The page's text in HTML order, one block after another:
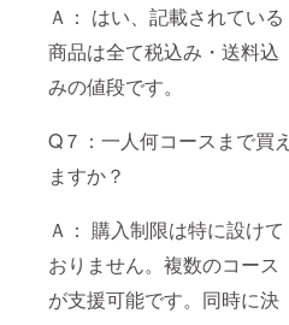
Ａ： はい、記載されている
商品は全て税込み・送料込
みの値段です。
Q７：一人何コースまで買え
ますか？
Ａ： 購入制限は特に設けて
おりません。複数のコース
が支援可能です。同時に決